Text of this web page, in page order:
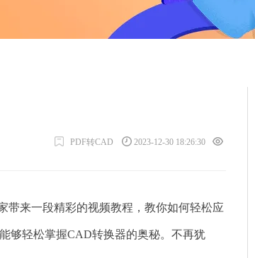
PDF转CAD 2023-12-30 18:26:30
带来一段精彩的视频教程，教你如何轻松应
够轻松掌握CAD转换器的奥秘。不再犹